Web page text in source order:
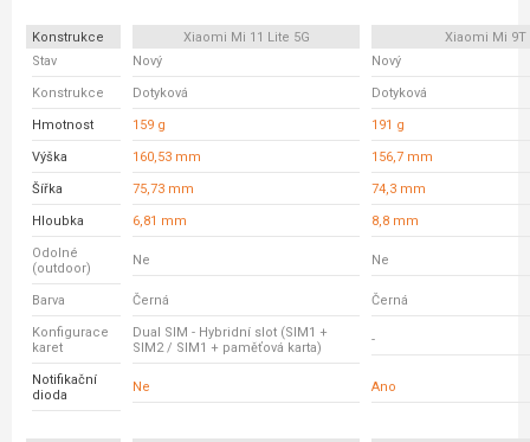
Konstrukce Xiaomi Mi 11 Lite 5G
Xiaomi Mi 9T
Stav
Nový Nový
Konstrukce Dotyková Dotyková
Hmotnost 159 g 191 g
Výška 160,53 mm 156,7 mm
Šířka 75,73 mm 74,3 mm
Hloubka 6,81 mm 8,8 mm
Odolné
(outdoor)
Ne Ne
Barva Černá Černá
Konfigurace
karet
Dual SIM - Hybridní slot (SIM1 +
SIM2 / SIM1 + paměťová karta)
-
Notifikační
dioda
Ne Ano